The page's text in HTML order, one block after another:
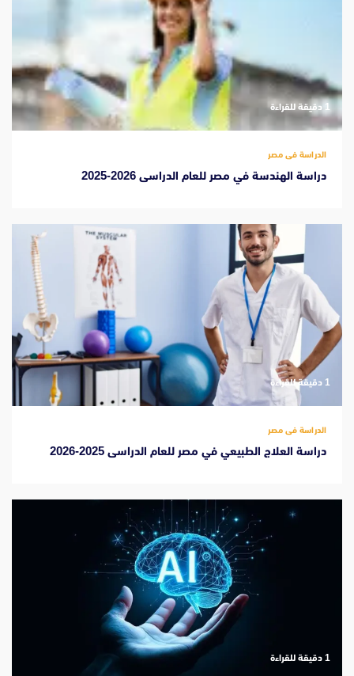
‫1 دقيقة للقراءة
الدراسة فى مصر
دراسة الهندسة في مصر للعام الدراسى 2026-2025
‫1 دقيقة للقراءة
الدراسة فى مصر
دراسة العلاج الطبيعي في مصر للعام الدراسى 2025-2026
‫1 دقيقة للقراءة